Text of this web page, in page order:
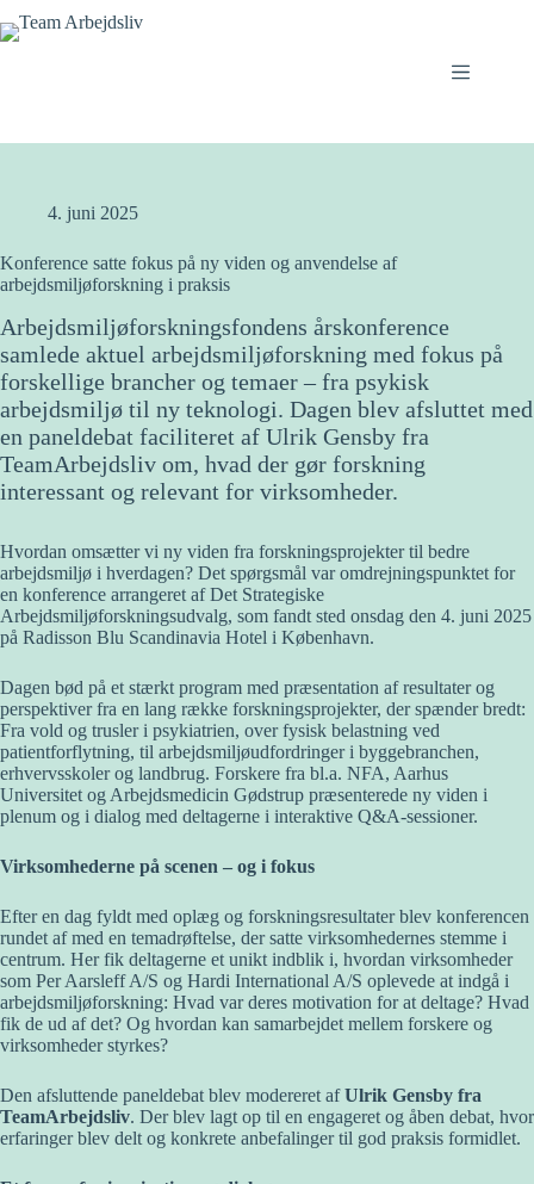
til
4. juni 2025
Konference satte fokus på ny viden og anvendelse af
arbejdsmiljøforskning i praksis
Arbejdsmiljøforskningsfondens årskonference
samlede aktuel arbejdsmiljøforskning med fokus på
forskellige brancher og temaer – fra psykisk
arbejdsmiljø til ny teknologi. Dagen blev afsluttet med
en paneldebat faciliteret af Ulrik Gensby fra
TeamArbejdsliv om, hvad der gør forskning
interessant og relevant for virksomheder.
Hvordan omsætter vi ny viden fra forskningsprojekter til bedre
arbejdsmiljø i hverdagen? Det spørgsmål var omdrejningspunktet for
en konference arrangeret af Det Strategiske
Arbejdsmiljøforskningsudvalg, som fandt sted onsdag den 4. juni 2025
på Radisson Blu Scandinavia Hotel i København.
Dagen bød på et stærkt program med præsentation af resultater og
perspektiver fra en lang række forskningsprojekter, der spænder bredt:
Fra vold og trusler i psykiatrien, over fysisk belastning ved
patientforflytning, til arbejdsmiljøudfordringer i byggebranchen,
erhvervsskoler og landbrug. Forskere fra bl.a. NFA, Aarhus
Universitet og Arbejdsmedicin Gødstrup præsenterede ny viden i
plenum og i dialog med deltagerne i interaktive Q&A-sessioner.
Virksomhederne på scenen – og i fokus
Efter en dag fyldt med oplæg og forskningsresultater blev konferencen
rundet af med en temadrøftelse, der satte virksomhedernes stemme i
centrum. Her fik deltagerne et unikt indblik i, hvordan virksomheder
som Per Aarsleff A/S og Hardi International A/S oplevede at indgå i
arbejdsmiljøforskning: Hvad var deres motivation for at deltage? Hvad
fik de ud af det? Og hvordan kan samarbejdet mellem forskere og
virksomheder styrkes?
Den afsluttende paneldebat blev modereret afUlrik Gensby fra
TeamArbejdsliv. Der blev lagt op til en engageret og åben debat, hvor
erfaringer blev delt og konkrete anbefalinger til god praksis formidlet.